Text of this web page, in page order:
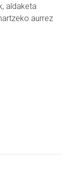
aldaketa
aurrez